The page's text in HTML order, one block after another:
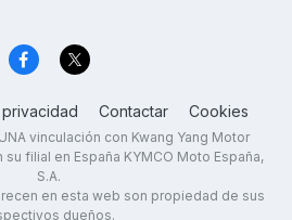
Contactar Cookies
vinculación con Kwang Yang Motor
su filial en España KYMCO Moto España,
S.A.
en esta web son propiedad de sus
dueños.